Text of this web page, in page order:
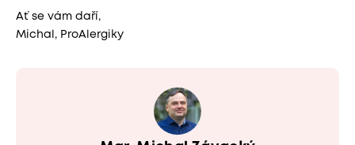
Ať se vám daří,
Michal, ProAlergiky